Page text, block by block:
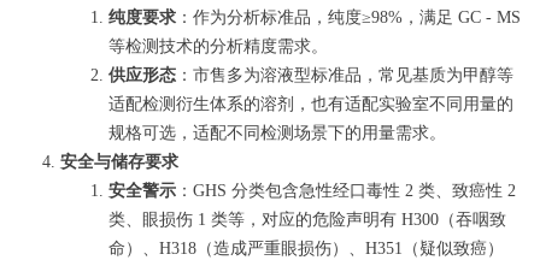
纯度要求 ：作为分析标准品，纯度≥98%，满足 GC - MS
等检测技术的分析精度需求。
供应形态 ：市售多为溶液型标准品，常见基质为甲醇等
适配检测衍生体系的溶剂，也有适配实验室不同用量的
规格可选，适配不同检测场景下的用量需求。
安全与储存要求
安全警示 ：GHS 分类包含急性经口毒性 2 类、致癌性 2
类、眼损伤 1 类等，对应的危险声明有 H300（吞咽致
命）、H318（造成严重眼损伤）、H351（疑似致癌）